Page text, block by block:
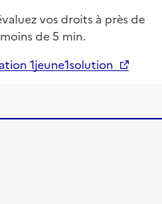
vos droits à près de
de 5 min.
1jeune1solution
du site